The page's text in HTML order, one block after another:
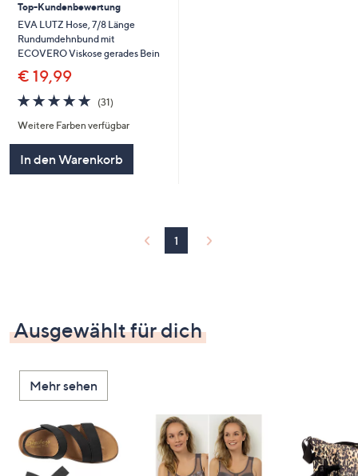
Top-Kundenbewertung
EVA LUTZ Hose, 7/8 Länge
Rundumdehnbund mit
ECOVERO Viskose gerades Bein
€ 19,99
4.7
von
5
(31)31
Weitere Farben verfügbar
In den Warenkorb
1
Ausgewählt für dich
Mehr sehen